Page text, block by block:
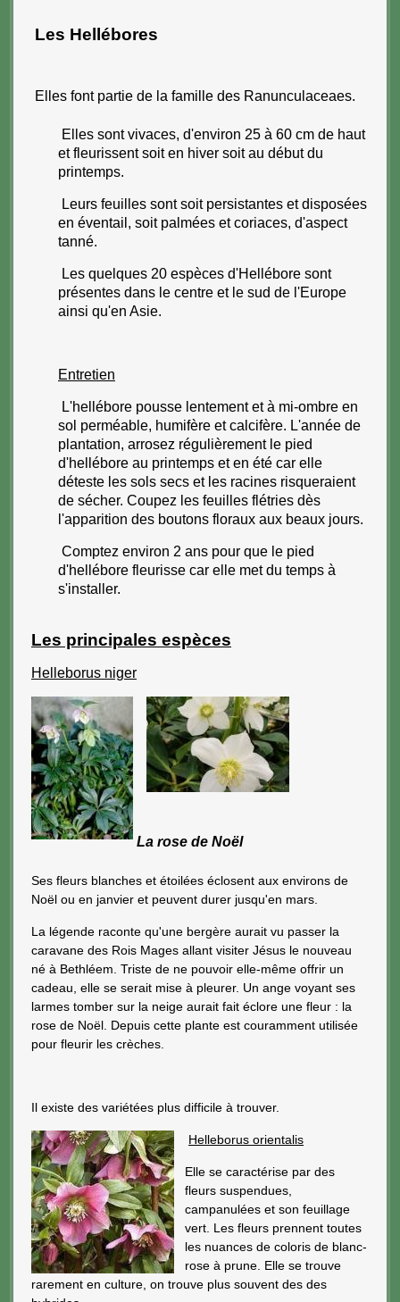
Les Hellébores
Elles font partie de la famille des Ranunculaceaes.
Elles sont vivaces, d'environ 25 à 60 cm de haut
et fleurissent soit en hiver soit au début du
printemps.
Leurs feuilles sont soit persistantes et disposées
en éventail, soit palmées et coriaces, d'aspect
tanné.
Les quelques 20 espèces d'Hellébore sont
présentes dans le centre et le sud de l'Europe
ainsi qu'en Asie.
Entretien
L'hellébore pousse lentement et à mi-ombre en
sol perméable, humifère et calcifère. L'année de
plantation, arrosez régulièrement le pied
d'hellébore au printemps et en été car elle
déteste les sols secs et les racines risqueraient
de sécher. Coupez les feuilles flétries dès
l'apparition des boutons floraux aux beaux jours.
Comptez environ 2 ans pour que le pied
d'hellébore fleurisse car elle met du temps à
s'installer.
Les principales espèces
Helleborus niger
La rose de Noël
Ses fleurs blanches et étoilées éclosent aux environs de
Noël ou en janvier et peuvent durer jusqu'en mars.
La légende raconte qu'une bergère aurait vu passer la
caravane des Rois Mages allant visiter Jésus le nouveau
né à Bethléem. Triste de ne pouvoir elle-même offrir un
cadeau, elle se serait mise à pleurer. Un ange voyant ses
larmes tomber sur la neige aurait fait éclore une fleur : la
rose de Noël. Depuis cette plante est couramment utilisée
pour fleurir les crèches.
Il existe des variétées plus difficile à trouver.
Helleborus orientalis
Elle se caractérise par des
fleurs suspendues,
campanulées et son feuillage
vert. Les fleurs prennent toutes
les nuances de coloris de blanc-
rose à prune. Elle se trouve
rarement en culture, on trouve plus souvent des des